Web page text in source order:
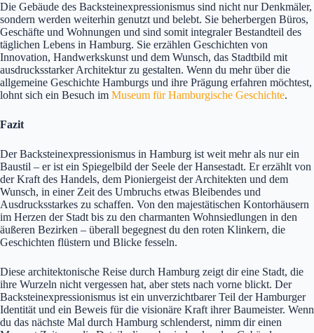
Die Gebäude des Backsteinexpressionismus sind nicht nur Denkmäler,
sondern werden weiterhin genutzt und belebt. Sie beherbergen Büros,
Geschäfte und Wohnungen und sind somit integraler Bestandteil des
täglichen Lebens in Hamburg. Sie erzählen Geschichten von
Innovation, Handwerkskunst und dem Wunsch, das Stadtbild mit
ausdrucksstarker Architektur zu gestalten. Wenn du mehr über die
allgemeine Geschichte Hamburgs und ihre Prägung erfahren möchtest,
lohnt sich ein Besuch im Museum für Hamburgische Geschichte.
Fazit
Der Backsteinexpressionismus in Hamburg ist weit mehr als nur ein
Baustil – er ist ein Spiegelbild der Seele der Hansestadt. Er erzählt von
der Kraft des Handels, dem Pioniergeist der Architekten und dem
Wunsch, in einer Zeit des Umbruchs etwas Bleibendes und
Ausdrucksstarkes zu schaffen. Von den majestätischen Kontorhäusern
im Herzen der Stadt bis zu den charmanten Wohnsiedlungen in den
äußeren Bezirken – überall begegnest du den roten Klinkern, die
Geschichten flüstern und Blicke fesseln.
Diese architektonische Reise durch Hamburg zeigt dir eine Stadt, die
ihre Wurzeln nicht vergessen hat, aber stets nach vorne blickt. Der
Backsteinexpressionismus ist ein unverzichtbarer Teil der Hamburger
Identität und ein Beweis für die visionäre Kraft ihrer Baumeister. Wenn
du das nächste Mal durch Hamburg schlenderst, nimm dir einen